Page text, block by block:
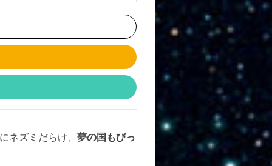
ネズミだらけ、 夢の国もびっ